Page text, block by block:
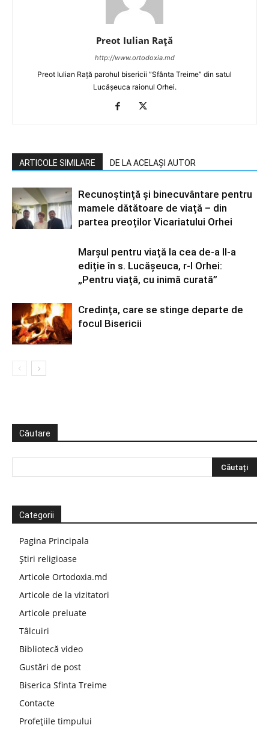
Preot Iulian Raţă
http://www.ortodoxia.md
Preot Iulian Rață parohul bisericii ”Sfânta Treime” din satul
Lucășeuca raionul Orhei.
ARTICOLE SIMILARE DE LA ACELAȘI AUTOR
Recunoștință și binecuvântare pentru
mamele dătătoare de viață – din
partea preoților Vicariatului Orhei
Marșul pentru viață la cea de-a II-a
ediție în s. Lucășeuca, r-l Orhei:
„Pentru viață, cu inimă curată”
Credința, care se stinge departe de
focul Bisericii
Căutare
Categorii
Pagina Principala
Știri religioase
Articole Ortodoxia.md
Articole de la vizitatori
Articole preluate
Tâlcuiri
Bibliotecă video
Gustări de post
Biserica Sfinta Treime
Contacte
Profețiile timpului